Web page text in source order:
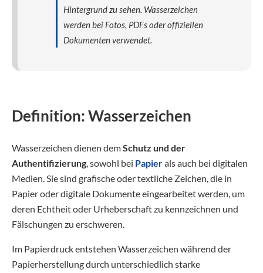
Hintergrund zu sehen. Wasserzeichen
werden bei Fotos, PDFs oder offiziellen
Dokumenten verwendet.
Definition: Wasserzeichen
Wasserzeichen dienen demSchutz und der
Authentifizierung, sowohl bei Papierals auch bei digitalen
Medien. Sie sind grafische oder textliche Zeichen, die in
Papier oder digitale Dokumente eingearbeitet werden, um
deren Echtheit oder Urheberschaft zu kennzeichnen und
Fälschungen zu erschweren.
Im Papierdruck entstehen Wasserzeichen während der
Papierherstellung durch unterschiedlich starke